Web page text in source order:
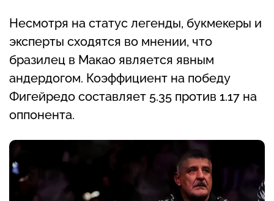
Несмотря на статус легенды, букмекеры и
эксперты сходятся во мнении, что
бразилец в Макао является явным
андердогом. Коэффициент на победу
Фигейредо составляет 5.35 против 1.17 на
оппонента.